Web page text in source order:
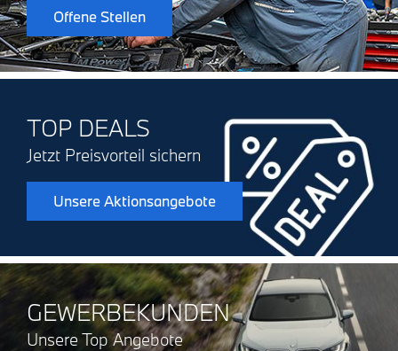
Offene Stellen
TOP DEALS
Jetzt Preisvorteil sichern
Unsere Aktionsangebote
GEWERBEKUNDEN
Unsere Top Angebote